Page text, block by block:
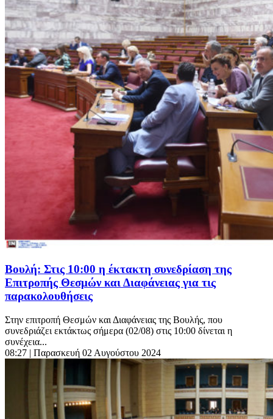
Βουλή: Στις 10:00 η έκτακτη συνεδρίαση της
Επιτροπής Θεσμών και Διαφάνειας για τις
παρακολουθήσεις
Στην επιτροπή Θεσμών και Διαφάνειας της Βουλής, που
συνεδριάζει εκτάκτως σήμερα (02/08) στις 10:00 δίνεται η
συνέχεια...
08:27 | Παρασκευή 02 Αυγούστου 2024